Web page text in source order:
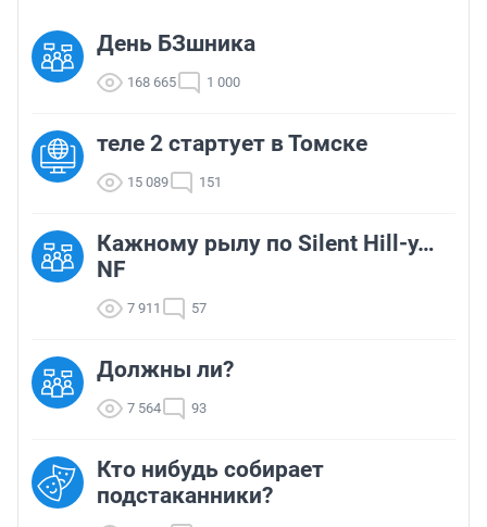
День БЗшника
168 665 1 000
теле 2 стартует в Томске
15 089 151
Кажному рылу по Silent Hill-у…
NF
7 911 57
Должны ли?
7 564 93
Кто нибудь собирает
подстаканники?